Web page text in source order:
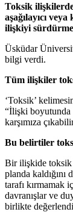
Toksik
aşağılayıcı
ilişkiyi
Üsküdar
bilgi verdi.
Tüm ilişkiler
‘Toksik’
“İlişki boyutunda
karşımıza
Bu belirtiler
Bir ilişkide toksik
planda
tarafı kırmamak
davranışlar ve
birlikte